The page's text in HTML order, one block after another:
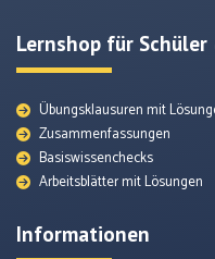
Lernshop für
Übungsklausuren mit
Zusammenfassungen
Basiswissenchecks
Arbeitsblätter mit Lösungen
Informationen